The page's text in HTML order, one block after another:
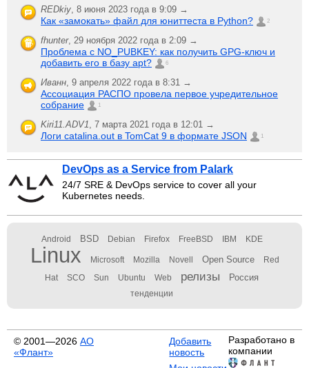
REDkiy, 8 июня 2023 года в 9:09 →
Как «замокать» файл для юниттеста в Python? 2
fhunter, 29 ноября 2022 года в 2:09 →
Проблема с NO_PUBKEY: как получить GPG-ключ и
добавить его в базу apt?
6
Иванн, 9 апреля 2022 года в 8:31 →
Ассоциация РАСПО провела первое учредительное
собрание
1
Kiri11.ADV1, 7 марта 2021 года в 12:01 →
Логи catalina.out в TomCat 9 в формате JSON 1
DevOps as a Service from Palark
24/7 SRE & DevOps service to cover all your
Kubernetes needs.
Android BSD Debian Firefox FreeBSD IBM KDE
Linux Microsoft Mozilla Novell Open Source Red
Hat SCO Sun Ubuntu Web релизы Россия
тенденции
© 2001—2026 АО
«Флант»
Добавить
новость
Разработано в
компании